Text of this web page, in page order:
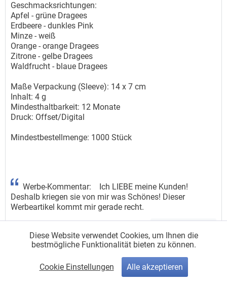
Geschmacksrichtungen:
Apfel - grüne Dragees
Erdbeere - dunkles Pink
Minze - weiß
Orange - orange Dragees
Zitrone - gelbe Dragees
Waldfrucht - blaue Dragees
Maße Verpackung (Sleeve): 14 x 7 cm
Inhalt: 4 g
Mindesthaltbarkeit: 12 Monate
Druck: Offset/Digital
Mindestbestellmenge: 1000 Stück
Werbe-Kommentar: Ich LIEBE meine Kunden!
Deshalb kriegen sie von mir was Schönes! Dieser
Werbeartikel kommt mir gerade recht.
Impressum|AGB|
Diese Website verwendet Cookies, um Ihnen die
bestmögliche Funktionalität bieten zu können.
Cookie Einstellungen Alle akzeptieren